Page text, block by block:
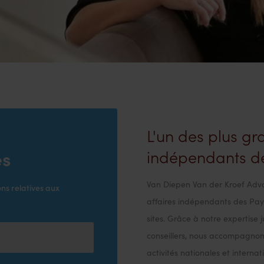
Bas
relatives aux
L'un des plus
indépendants
Van Diepen Van der Kroef
affaires indépendants des
sites. Grâce à notre
conseillers, nous
activités nationales et